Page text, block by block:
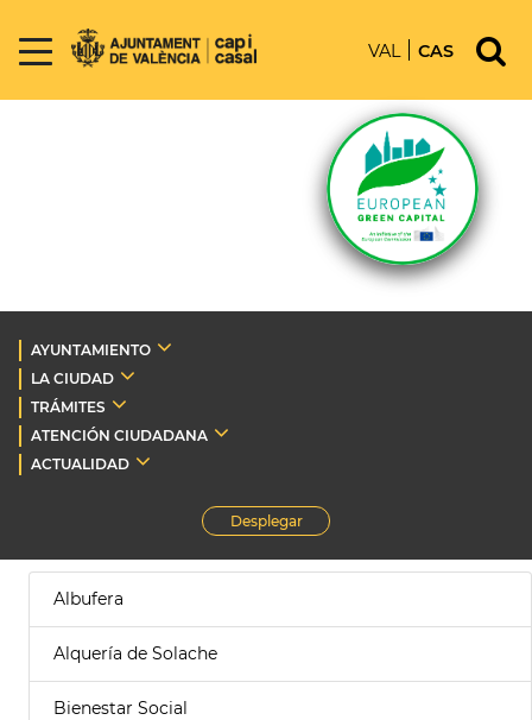
VAL CAS
AYUNTAMIENTO
LA CIUDAD
TRÁMITES
ATENCIÓN CIUDADANA
ACTUALIDAD
Desplegar
Albufera
Alquería de Solache
Bienestar Social